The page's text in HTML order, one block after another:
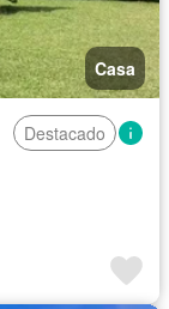
Casa
Destacado